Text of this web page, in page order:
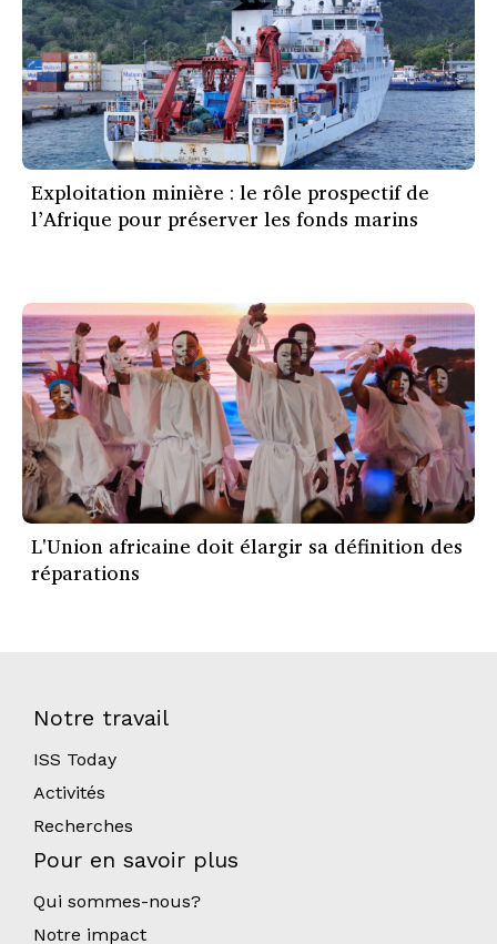
Exploitation minière : le rôle prospectif de
l’Afrique pour préserver les fonds marins
L'Union africaine doit élargir sa définition des
réparations
Notre travail
ISS Today
Activités
Recherches
Pour en savoir plus
Qui sommes-nous?
Notre impact